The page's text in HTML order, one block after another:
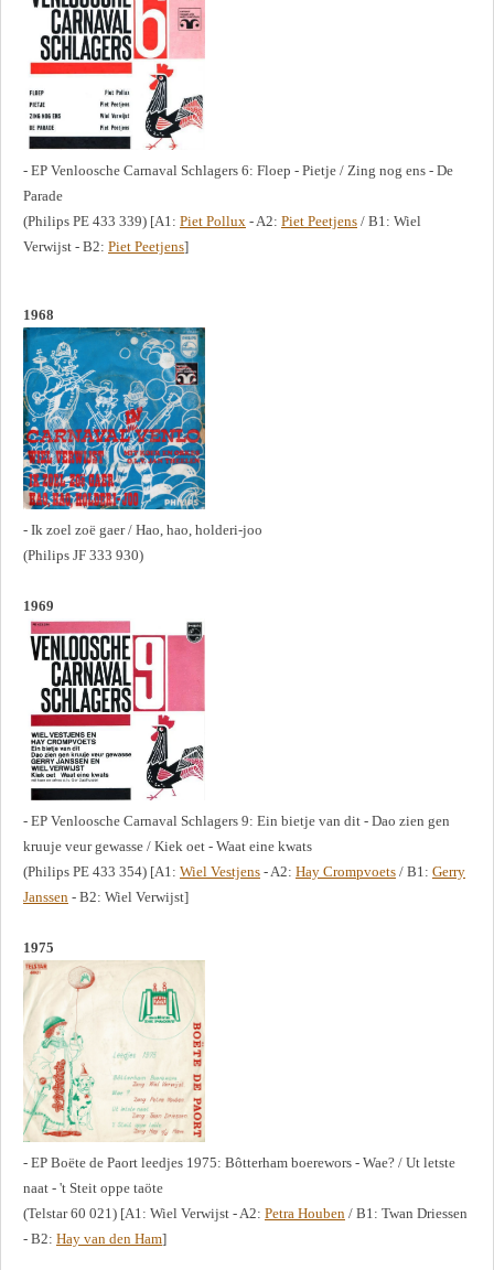
- EP Venloosche Carnaval Schlagers 6: Floep - Pietje / Zing nog ens - De
Parade
(Philips PE 433 339) [A1: Piet Pollux - A2: Piet Peetjens / B1: Wiel
Verwijst - B2: Piet Peetjens]
1968
- Ik zoel zoë gaer / Hao, hao, holderi-joo
(Philips JF 333 930)
1969
- EP Venloosche Carnaval Schlagers 9: Ein bietje van dit - Dao zien gen
kruuje veur gewasse / Kiek oet - Waat eine kwats
(Philips PE 433 354) [A1: Wiel Vestjens - A2: Hay Crompvoets / B1: Gerry
Janssen - B2: Wiel Verwijst]
1975
- EP Boëte de Paort leedjes 1975: Bôtterham boerewors - Wae? / Ut letste
naat - 't Steit oppe taöte
(Telstar 60 021) [A1: Wiel Verwijst - A2: Petra Houben / B1: Twan Driessen
- B2: Hay van den Ham]